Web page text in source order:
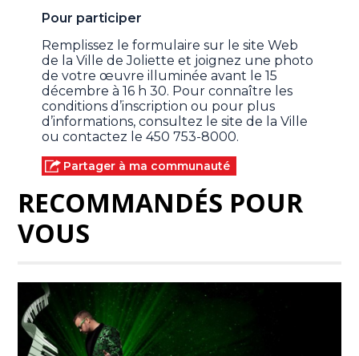
Pour participer
Remplissez le formulaire sur le site Web
de la Ville de Joliette et joignez une photo
de votre œuvre illuminée avant le 15
décembre à 16 h 30. Pour connaître les
conditions d’inscription ou pour plus
d’informations, consultez le site de la Ville
ou contactez le 450 753-8000.
Partager à ma communauté
RECOMMANDÉS POUR
VOUS